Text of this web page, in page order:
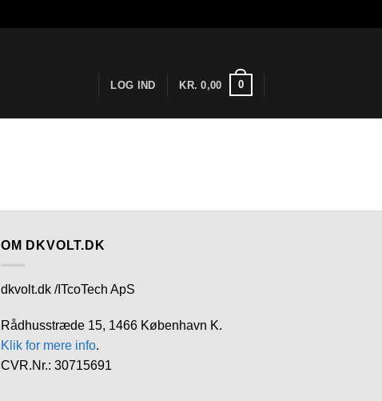
LOG IND KR. 0,00 0
OM DKVOLT.DK
dkvolt.dk /ITcoTech ApS
Rådhusstræde 15, 1466 København K.
Klik for mere info.
CVR.Nr.: 30715691